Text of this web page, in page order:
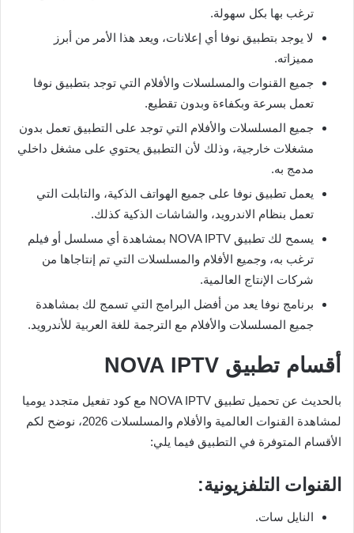
ترغب بها بكل سهولة.
لا يوجد بتطبيق نوفا أي إعلانات، ويعد هذا الأمر من أبرز
مميزاته.
جميع القنوات والمسلسلات والأفلام التي توجد بتطبيق نوفا
تعمل بسرعة وبكفاءة وبدون تقطيع.
جميع المسلسلات والأفلام التي توجد على التطبيق تعمل بدون
مشغلات خارجية، وذلك لأن التطبيق يحتوي على مشغل داخلي
مدمج به.
يعمل تطبيق نوفا على جميع الهواتف الذكية، والتابلت التي
تعمل بنظام الاندرويد، والشاشات الذكية كذلك.
يسمح لك تطبيق NOVA IPTV بمشاهدة أي مسلسل أو فيلم
ترغب به، وجميع الأفلام والمسلسلات التي تم إنتاجاها من
شركات الإنتاج العالمية.
برنامج نوفا يعد من أفضل البرامج التي تسمج لك بمشاهدة
جميع المسلسلات والأفلام مع الترجمة للغة العربية للأندرويد.
أقسام تطبيق NOVA IPTV
بالحديث عن تحميل تطبيق NOVA IPTV مع كود تفعيل متجدد يوميا
لمشاهدة القنوات العالمية والأفلام والمسلسلات 2026، نوضح لكم
الأقسام المتوفرة في التطبيق فيما يلي:
القنوات التلفزيونية:
النايل سات.